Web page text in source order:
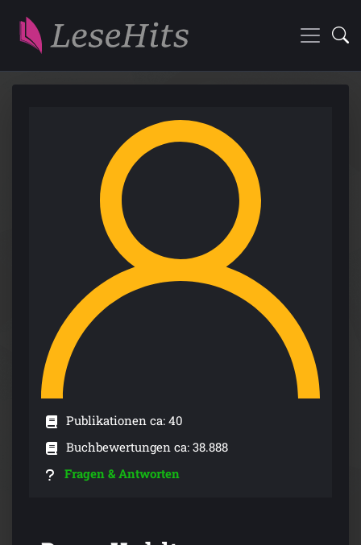
Publikationen ca: 40
Buchbewertungen ca: 38.888
Fragen & Antworten